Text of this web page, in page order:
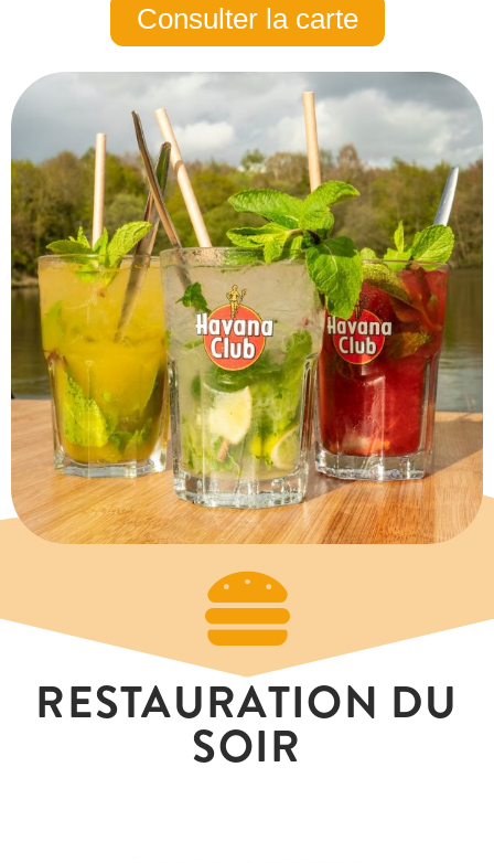
Consulter la carte
RESTAURATION DU
SOIR